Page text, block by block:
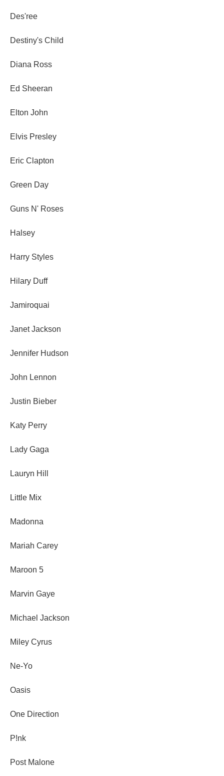
Des'ree
Destiny's Child
Diana Ross
Ed Sheeran
Elton John
Elvis Presley
Eric Clapton
Green Day
Guns N' Roses
Halsey
Harry Styles
Hilary Duff
Jamiroquai
Janet Jackson
Jennifer Hudson
John Lennon
Justin Bieber
Katy Perry
Lady Gaga
Lauryn Hill
Little Mix
Madonna
Mariah Carey
Maroon 5
Marvin Gaye
Michael Jackson
Miley Cyrus
Ne-Yo
Oasis
One Direction
P!nk
Post Malone